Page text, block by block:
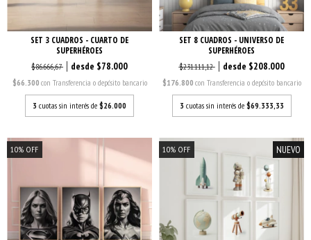
SET 3 CUADROS - CUARTO DE
SUPERHÉROES
$86.666,67 $78.000
$66.300 con Transferencia o depósito bancario
3 cuotas sin interés de $26.000
SET 8 CUADROS - UNIVERSO DE
SUPERHÉROES
$231.111,12 $208.000
$176.800 con Transferencia o depósito bancario
3 cuotas sin interés de $69.333,33
10% OFF 10% OFF NUEVO